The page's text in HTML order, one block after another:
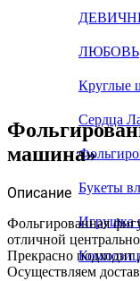
ЛЮБОВЬ
Круглые
Сердца
Букеты
Игрушка
машина»
Описание
Фольгированная
отличной
Прекрасно подходит
Осуществляем